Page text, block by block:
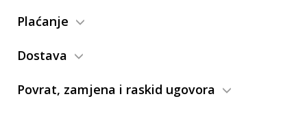
Plaćanje
Dostava
Povrat, zamjena i raskid ugovora